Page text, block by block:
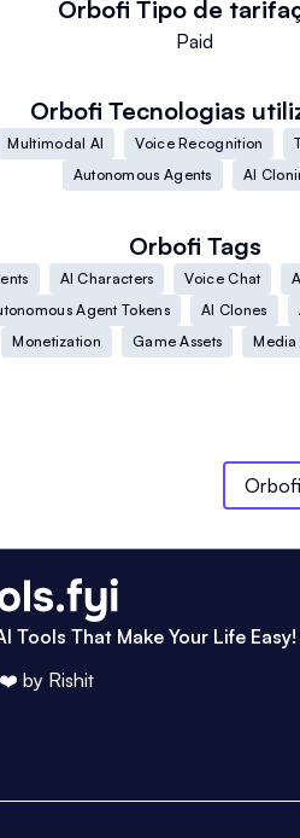
Orbofi Tipo de
Paid
Orbofi Tecnologias
Multimodal AI Voice Recognition
Autonomous Agents
AI
Orbofi Tags
AI Characters Voice Chat
Agent Tokens
AI Clones
Monetization
Game Assets Media
Orbofi
Tools That Make Your Life Easy!
by Rishit